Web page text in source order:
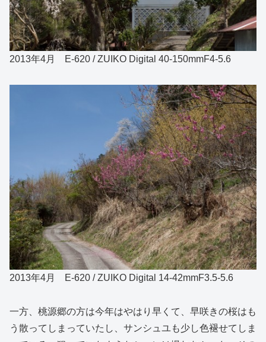
2013年4月 E-620 / ZUIKO Digital 40-150mmF4-5.6
2013年4月 E-620 / ZUIKO Digital 14-42mmF3.5-5.6
一方、桃源郷の方は今年はやはり早くて、早咲きの桜はも
う散ってしまっていたし、サンシュユも少し色褪せてしま